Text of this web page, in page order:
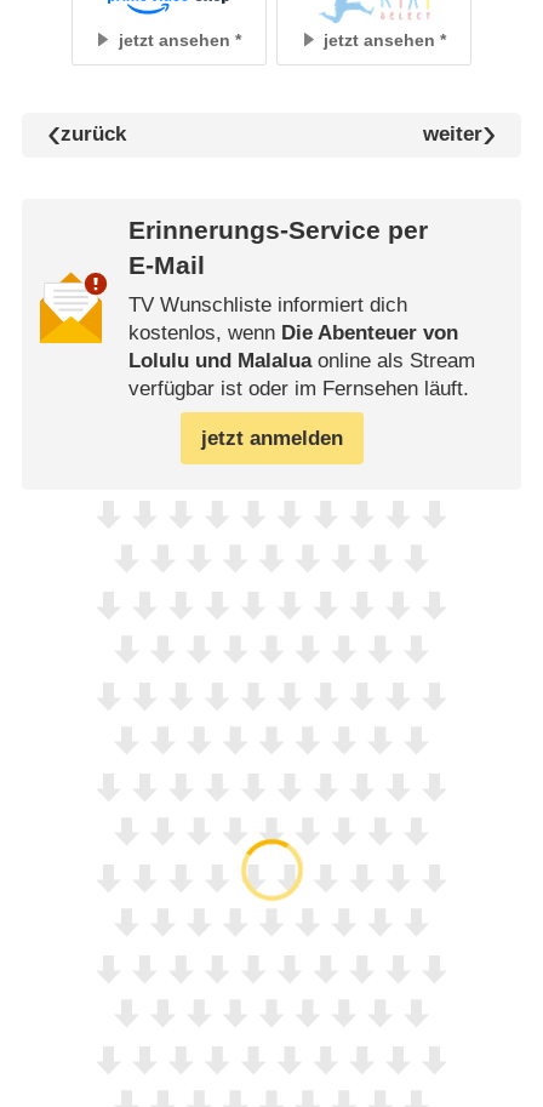
jetzt ansehen jetzt ansehen
zurück weiter
Erinnerungs-Service per
E-Mail
TV Wunschliste informiert dich
kostenlos, wenn Die Abenteuer von
Lolulu und Malaluaonline als Stream
verfügbar ist oder im Fernsehen läuft.
jetzt anmelden